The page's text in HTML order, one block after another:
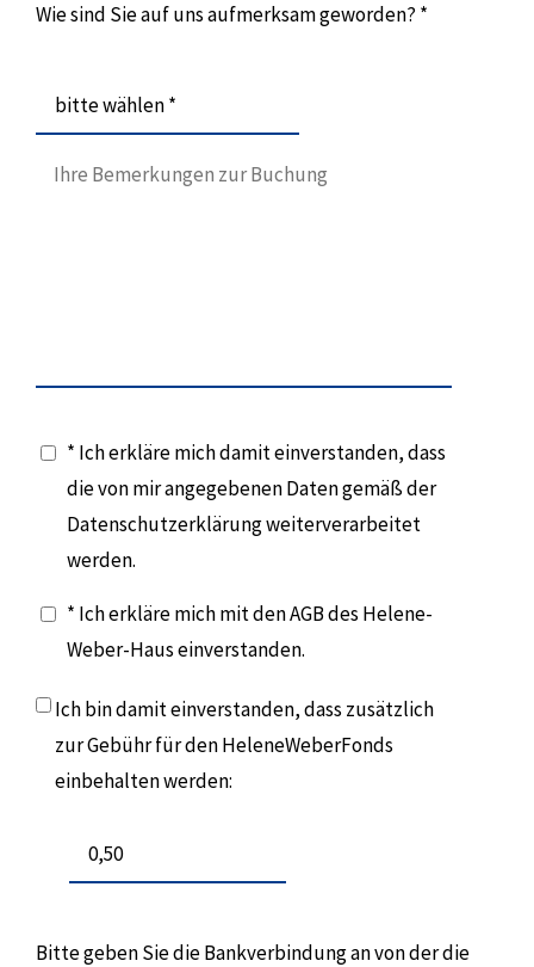
Wie sind Sie auf uns aufmerksam geworden? *
bitte wählen *
* Ich erkläre mich damit einverstanden, dass
die von mir angegebenen Daten gemäß der
Datenschutzerklärung weiterverarbeitet
werden.
* Ich erkläre mich mit den AGB des Helene-
Weber-Haus einverstanden.
Ich bin damit einverstanden, dass zusätzlich
zur Gebühr für den HeleneWeberFonds
einbehalten werden:
Bitte geben Sie die Bankverbindung an von der die